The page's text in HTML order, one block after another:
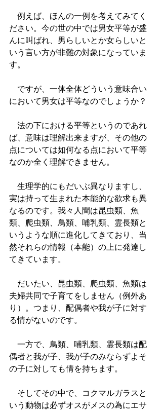
例えば、ほんの一例を考えてみてく
ださい。今の世の中では男女平等が盛
んに叫ばれ、男らしいとか女らしいと
いう言い方が非難の対象になっていま
す。
ですが、一体全体どういう意味合い
において男女は平等なのでしょうか？
法の下における平等というのであれ
ば、意味は理解出来ますが、その他の
点については如何なる点において平等
なのか全く理解できません。
生理学的にもだいぶ異なりますし、
実は持って生まれた本能的な欲求も異
なるのです。我々人間は昆虫類、魚
類、爬虫類、鳥類、哺乳類、霊長類と
いうような順に進化してきており、当
然それらの情報（本能）の上に発達し
てきています。
だいたい、昆虫類、爬虫類、魚類は
夫婦共同で子育てをしません（例外あ
り）。つまり、配偶者や我が子に対す
る情がないのです。
一方で、鳥類、哺乳類、霊長類は配
偶者と我が子、我が子のみならずよそ
の子に対しても情を持ちます。
そしてその中で、コクマルガラスと
いう動物は必ずオスがメスの為にエサ